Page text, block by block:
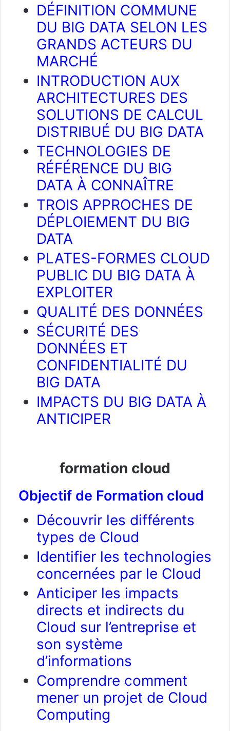
DÉFINITION COMMUNE
DU BIG DATA SELON LES
GRANDS ACTEURS DU
MARCHÉ
INTRODUCTION AUX
ARCHITECTURES DES
SOLUTIONS DE CALCUL
DISTRIBUÉ DU BIG DATA
TECHNOLOGIES DE
RÉFÉRENCE DU BIG
DATA À CONNAÎTRE
TROIS APPROCHES DE
DÉPLOIEMENT DU BIG
DATA
PLATES-FORMES CLOUD
PUBLIC DU BIG DATA À
EXPLOITER
QUALITÉ DES DONNÉES
SÉCURITÉ DES
DONNÉES ET
CONFIDENTIALITÉ DU
BIG DATA
IMPACTS DU BIG DATA À
ANTICIPER
formation cloud
Objectif de Formation cloud
Découvrir les différents
types de Cloud
Identifier les technologies
concernées par le Cloud
Anticiper les impacts
directs et indirects du
Cloud sur l’entreprise et
son système
d’informations
Comprendre comment
mener un projet de Cloud
Computing